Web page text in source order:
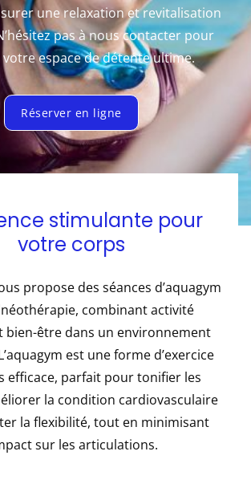
une relaxation et revitalisation
pas à nous contacter pour
espace de détente ultime.
Réserver en ligne
stimulante pour
votre corps
propose des séances d’aquagym
combinant activité
bien-être dans un environnement
est une forme d’exercice
efficace, parfait pour tonifier les
la condition cardiovasculaire
la flexibilité, tout en minimisant
sur les articulations.